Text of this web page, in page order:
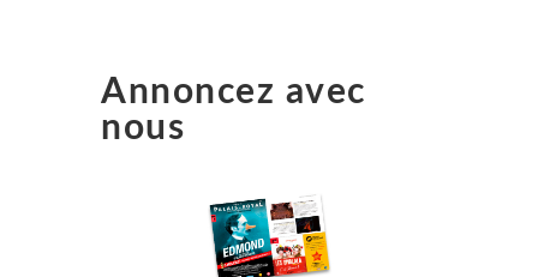
Annoncez avec
nous